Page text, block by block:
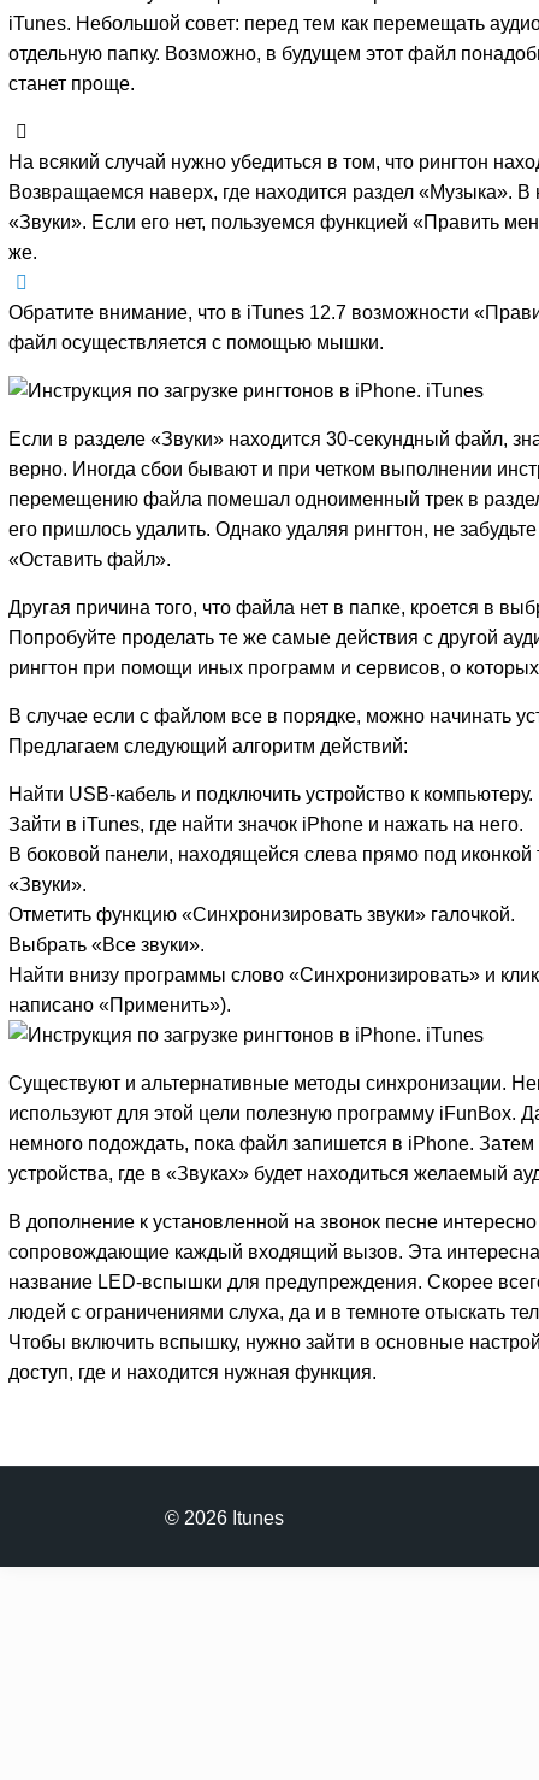
iTunes. Небольшой совет: перед тем как перемещать
отдельную папку. Возможно, в будущем этот файл
станет проще.
На всякий случай нужно убедиться в том, что рингтон
Возвращаемся наверх, где находится раздел «Музыка».
«Звуки». Если его нет, пользуемся функцией «Править
же.
Обратите внимание, что в iTunes 12.7 возможности
файл осуществляется с помощью мышки.
Если в разделе «Звуки» находится 30-секундный файл,
верно. Иногда сбои бывают и при четком выполнении
перемещению файла помешал одноименный трек в
его пришлось удалить. Однако удаляя рингтон, не
«Оставить файл».
Другая причина того, что файла нет в папке, кроется в
Попробуйте проделать те же самые действия с другой
рингтон при помощи иных программ и сервисов, о
В случае если с файлом все в порядке, можно начинать
Предлагаем следующий алгоритм действий:
Найти USB-кабель и подключить устройство к компьютеру.
Зайти в iTunes, где найти значок iPhone и нажать на него.
В боковой панели, находящейся слева прямо под иконкой
«Звуки».
Отметить функцию «Синхронизировать звуки» галочкой.
Выбрать «Все звуки».
Найти внизу программы слово «Синхронизировать» и
написано «Применить»).
Существуют и альтернативные методы синхронизации.
используют для этой цели полезную программу iFunBox.
немного подождать, пока файл запишется в iPhone. Затем
устройства, где в «Звуках» будет находиться желаемый
В дополнение к установленной на звонок песне
сопровождающие каждый входящий вызов. Эта
название LED-вспышки для предупреждения. Скорее
людей с ограничениями слуха, да и в темноте отыскать
Чтобы включить вспышку, нужно зайти в основные
доступ, где и находится нужная функция.
© 2026 Itunes